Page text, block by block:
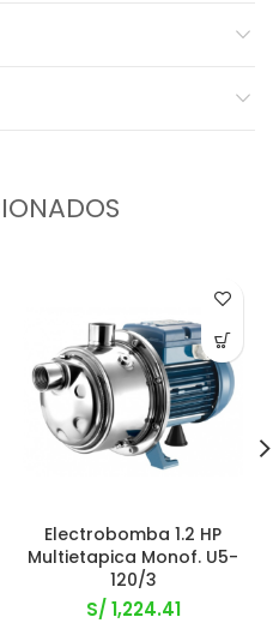
Electrobomba 1.2 HP
Multietapica Monof. U5-
120/3
S/1,224.41